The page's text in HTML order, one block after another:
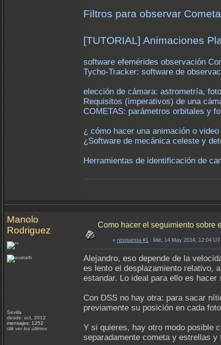
Filtros para observar
[TUTORIAL] Animaciones
software efemérides observación
Tycho-Tracker: software de
elección de cámara: astrometría,
Requisitos (imperativos) de una
COMETAS: parámetros orbitales y
¿ cómo hacer una animación o
¿Software de mecánica celeste y
Herramientas de identificación de
Manolo
Rodriguez
Sevilla
desde: oct, 2012
mensajes: 1252
clik ver los últimos
Como hacer el seguimiento sobre
« respuesta #1 : Mié, 14 May 2014, 12:04
Alejandro, eso depende de la
es lento el desplazamiento relativo,
estandar. Lo ideal para ello es
Con DSS no hay otra: para sacar
previamente su posición en cada
Y si quieres, hay otro modo posible
separadamente cometa y estrellas